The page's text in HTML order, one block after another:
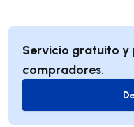
Servicio gratuito
compradores.